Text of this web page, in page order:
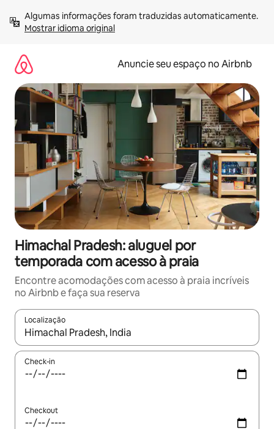
para
Mostrar idioma original
Anuncie seu espaço no Airbnb
Himachal Pradesh: aluguel por
temporada com acesso à praia
Encontre acomodações com acesso à praia incríveis
no Airbnb e faça sua reserva
Localização
Quando os resultados estiverem disponíveis, explore-os
Check-in
Checkout